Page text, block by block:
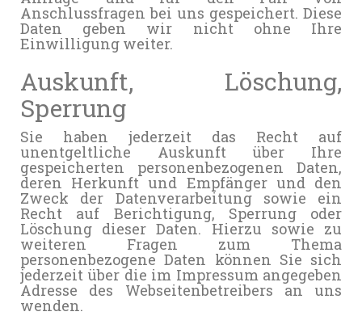
Anschlussfragen bei uns gespeichert. Diese
Daten geben wir nicht ohne Ihre
Einwilligung weiter.
Auskunft, Löschung,
Sperrung
Sie haben jederzeit das Recht auf
unentgeltliche Auskunft über Ihre
gespeicherten personenbezogenen Daten,
deren Herkunft und Empfänger und den
Zweck der Datenverarbeitung sowie ein
Recht auf Berichtigung, Sperrung oder
Löschung dieser Daten. Hierzu sowie zu
weiteren Fragen zum Thema
personenbezogene Daten können Sie sich
jederzeit über die im Impressum angegeben
Adresse des Webseitenbetreibers an uns
wenden.